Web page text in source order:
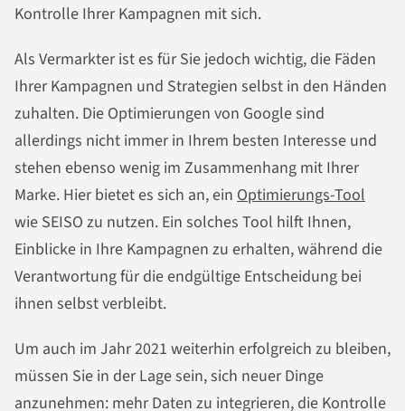
Kontrolle Ihrer Kampagnen mit sich.
Als Vermarkter ist es für Sie jedoch wichtig, die Fäden
Ihrer Kampagnen und Strategien selbst in den Händen
zuhalten. Die Optimierungen von Google sind
allerdings nicht immer in Ihrem besten Interesse und
stehen ebenso wenig im Zusammenhang mit Ihrer
Marke. Hier bietet es sich an, ein Optimierungs-Tool
wie SEISO zu nutzen. Ein solches Tool hilft Ihnen,
Einblicke in Ihre Kampagnen zu erhalten, während die
Verantwortung für die endgültige Entscheidung bei
ihnen selbst verbleibt.
Um auch im Jahr 2021 weiterhin erfolgreich zu bleiben,
müssen Sie in der Lage sein, sich neuer Dinge
anzunehmen: mehr Daten zu integrieren, die Kontrolle